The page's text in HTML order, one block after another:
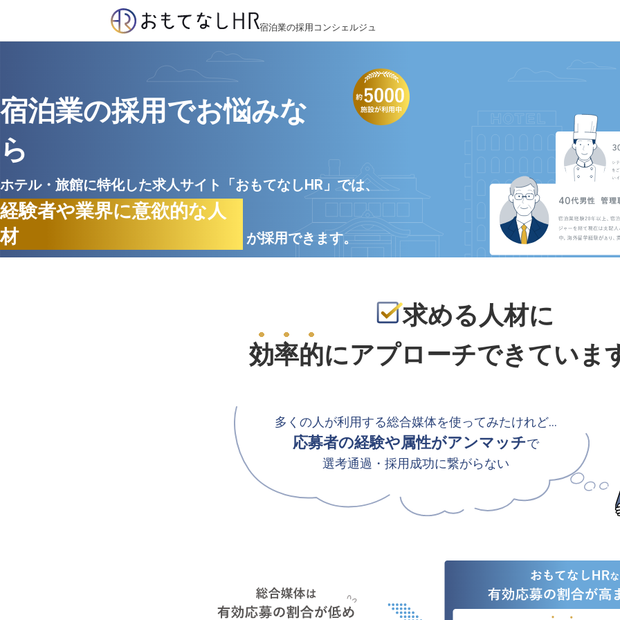
宿泊業の採用コンシェルジュ
宿泊業の採用でお悩みな
ら
ホテル・旅館に特化した求人サイト「おもてなしHR」では、
経験者や業界に意欲的な人
材
が採用できます。
求める人材に
効率的にアプローチできていま
多くの人が利用する総合媒体を使ってみたけれど…
応募者の経験や属性がアンマッチで
選考通過・採用成功に繋がらない